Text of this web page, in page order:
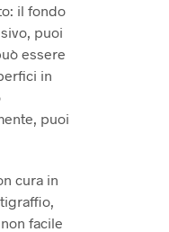
il fondo
puoi
essere
in
puoi
cura in
facile